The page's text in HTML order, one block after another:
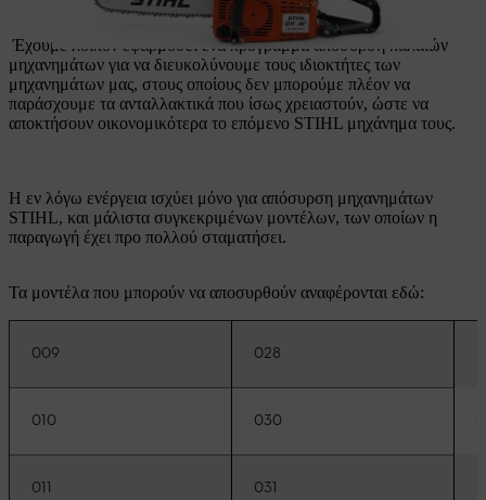
Έχουμε λοιπόν εφαρμόσει ένα πρόγραμμα απόσυρση παλαιών
μηχανημάτων για να διευκολύνουμε τους ιδιοκτήτες των
μηχανημάτων μας, στους οποίους δεν μπορούμε πλέον να
παράσχουμε τα ανταλλακτικά που ίσως χρειαστούν, ώστε να
αποκτήσουν οικονομικότερα το επόμενο STIHL μηχάνημα τους.
Η εν λόγω ενέργεια ισχύει μόνο για απόσυρση μηχανημάτων
STIHL, και μάλιστα συγκεκριμένων μοντέλων, των οποίων η
παραγωγή έχει προ πολλού σταματήσει.
Τα μοντέλα που μπορούν να αποσυρθούν αναφέρονται εδώ:
009 028
010 030
011 031